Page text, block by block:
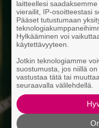
laitteellesi
vierailit, IP-osoitteestasi
Pääset tutustumaan
Hylkääminen voi
käytettävyyteen.
Jotkin teknologiamme
suostumusta, jos niillä
vastustaa tätä tai
seuraavalla välilehdellä.